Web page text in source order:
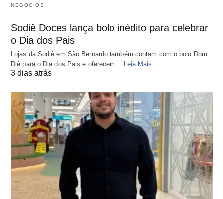
NEGÓCIOS
Sodiê Doces lança bolo inédito para celebrar
o Dia dos Pais
Lojas da Sodiê em São Bernardo também contam com o bolo Dom
Diê para o Dia dos Pais e oferecem… Leia Mais
3 dias atrás